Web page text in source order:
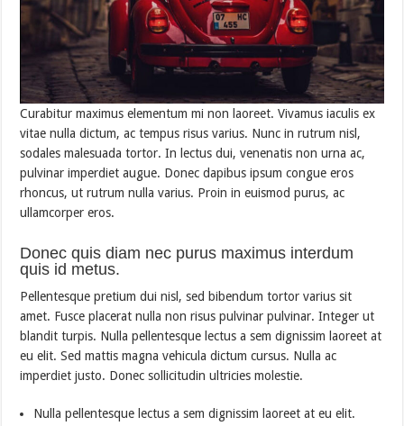
Curabitur maximus elementum mi non laoreet. Vivamus iaculis ex
vitae nulla dictum, ac tempus risus varius. Nunc in rutrum nisl,
sodales malesuada tortor. In lectus dui, venenatis non urna ac,
pulvinar imperdiet augue. Donec dapibus ipsum congue eros
rhoncus, ut rutrum nulla varius. Proin in euismod purus, ac
ullamcorper eros.
Donec quis diam nec purus maximus interdum
quis id metus.
Pellentesque pretium dui nisl, sed bibendum tortor varius sit
amet. Fusce placerat nulla non risus pulvinar pulvinar. Integer ut
blandit turpis. Nulla pellentesque lectus a sem dignissim laoreet at
eu elit. Sed mattis magna vehicula dictum cursus. Nulla ac
imperdiet justo. Donec sollicitudin ultricies molestie.
Nulla pellentesque lectus a sem dignissim laoreet at eu elit.